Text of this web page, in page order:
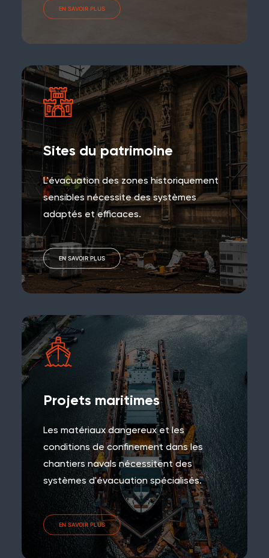
EN SAVOIR PLUS
Sites du patrimoine
L'évacuation des zones historiquement
sensibles nécessite des systèmes
adaptés et efficaces.
EN SAVOIR PLUS
Projets maritimes
Les matériaux dangereux et les
conditions de confinement dans les
chantiers navals nécessitent des
systèmes d'évacuation spécialisés.
EN SAVOIR PLUS